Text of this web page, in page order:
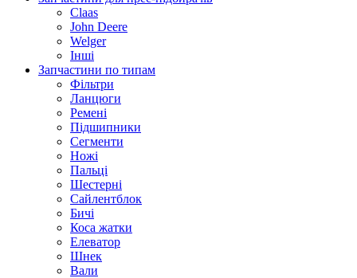
Claas
John Deere
Welger
Інші
Запчастини по типам
Фільтри
Ланцюги
Ремені
Підшипники
Сегменти
Ножі
Пальці
Шестерні
Сайлентблок
Бичі
Коса жатки
Елеватор
Шнек
Вали